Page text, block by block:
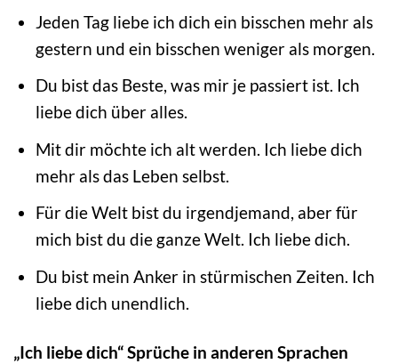
Jeden Tag liebe ich dich ein bisschen mehr als
gestern und ein bisschen weniger als morgen.
Du bist das Beste, was mir je passiert ist. Ich
liebe dich über alles.
Mit dir möchte ich alt werden. Ich liebe dich
mehr als das Leben selbst.
Für die Welt bist du irgendjemand, aber für
mich bist du die ganze Welt. Ich liebe dich.
Du bist mein Anker in stürmischen Zeiten. Ich
liebe dich unendlich.
„Ich liebe dich“ Sprüche in anderen Sprachen